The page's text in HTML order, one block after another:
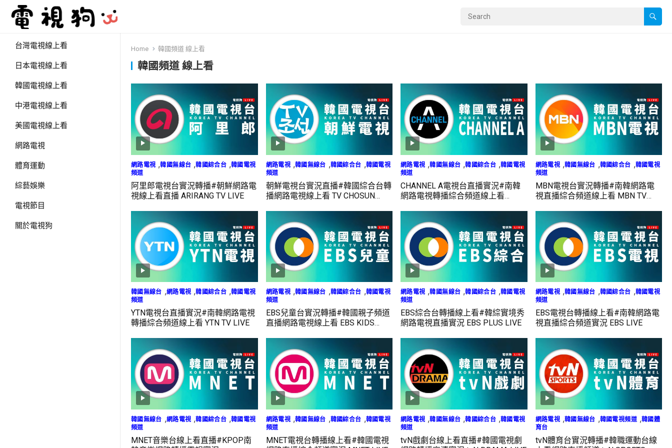
台灣電視線上看
日本電視線上看
韓國電視線上看
中港電視線上看
美國電視線上看
網路電視
體育運動
綜藝娛樂
電視節目
關於電視狗
Home 韓國頻道 線上看
韓國頻道 線上看
網路電視 ,韓國無線台 ,韓國綜合台 ,韓國電視
頻道
阿里郎電視台實況轉播#朝鮮網路電
視線上看直播 ARIRANG TV LIVE
網路電視,韓國無線台 ,韓國綜合台 ,韓國電視
頻道
朝鮮電視台實況直播#韓國綜合台轉
播網路電視線上看 TV CHOSUN
網路電視 ,韓國無線台 ,韓國綜合台 ,韓國電視
頻道
CHANNEL A電視台直播實況#南韓
網路電視轉播綜合頻道線上看
網路電視,韓國無線台 ,韓國綜合台 ,韓國電視
頻道
MBN電視台實況轉播#南韓網路電
視直播綜合頻道線上看 MBN TV
韓國無線台 ,網路電視 ,韓國綜合台 ,韓國電視
頻道
YTN電視台直播實況#南韓網路電視
轉播綜合頻道線上看 YTN TV LIVE
網路電視,韓國無線台 ,韓國綜合台 ,韓國電視
頻道
EBS兒童台實況轉播#韓國親子頻道
直播網路電視線上看 EBS KIDS
網路電視 ,韓國無線台 ,韓國綜合台 ,韓國電視
頻道
EBS綜合台轉播線上看#韓綜實境秀
網路電視直播實況 EBS PLUS LIVE
網路電視,韓國無線台 ,韓國綜合台 ,韓國電視
頻道
EBS電視台轉播線上看#南韓網路電
視直播綜合頻道實況 EBS LIVE
韓國無線台 ,網路電視 ,韓國綜合台 ,韓國電視
頻道
MNET音樂台線上看直播#KPOP南
網路電視,韓國無線台 ,韓國綜合台 ,韓國電視
頻道
MNET電視台轉播線上看#韓國電視
網路電視 ,韓國無線台 ,韓國綜合台 ,韓國電視
頻道
tvN戲劇台線上看直播#韓國電視劇
網路電視,韓國無線台 ,韓國電視頻道,韓國體
育台
tvN體育台實況轉播#韓職運動台線